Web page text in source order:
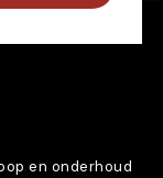
en onderhoud